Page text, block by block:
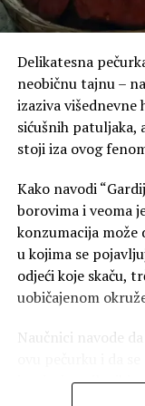
Health dok
bezbjedna za
korisnike da na
dokumentaciju.
Na kraju, u tužbi
kako bi se
ChatGPT bi već
mjere za ovakve
ovom slučaju nisu
Delikatesna
neobičnu tajnu –
izaziva
sićušnih patuljaka,
stoji iza ovog
Kako navodi
borovima i veoma
konzumacija može
u kojima se
odjeći koje skaču,
uobičajenom
Naučnici navode
izazivaju